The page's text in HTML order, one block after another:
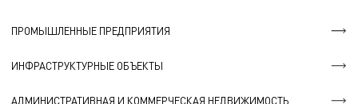
ПРОМЫШЛЕННЫЕ ПРЕДПРИЯТИЯ
ИНФРАСТРУКТУРНЫЕ ОБЪЕКТЫ
АДМИНИСТРАТИВНАЯ И КОММЕРЧЕСКАЯ НЕДВИЖИМОСТЬ